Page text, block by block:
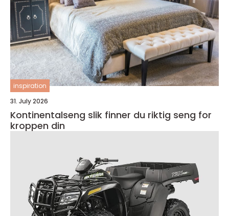
inspiration
31. July 2026
Kontinentalseng slik finner du riktig seng for
kroppen din